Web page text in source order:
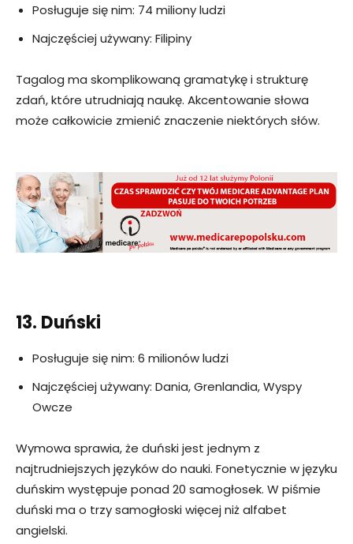
Posługuje się nim: 74 miliony ludzi
Najczęściej używany: Filipiny
Tagalog ma skomplikowaną gramatykę i strukturę
zdań, które utrudniają naukę. Akcentowanie słowa
może całkowicie zmienić znaczenie niektórych słów.
13. Duński
Posługuje się nim: 6 milionów ludzi
Najczęściej używany: Dania, Grenlandia, Wyspy
Owcze
Wymowa sprawia, że ​​duński jest jednym z
najtrudniejszych języków do nauki. Fonetycznie w języku
duńskim występuje ponad 20 samogłosek. W piśmie
duński ma o trzy samogłoski więcej niż alfabet
angielski.